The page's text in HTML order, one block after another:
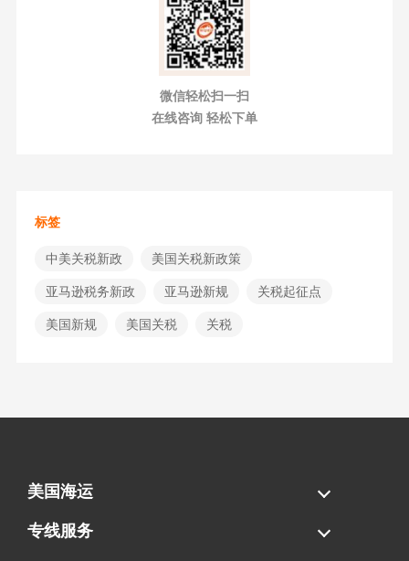
微信轻松扫一扫
在线咨询 轻松下单
标签
中美关税新政 美国关税新政策
亚马逊税务新政 亚马逊新规 关税起征点
美国新规 美国关税 关税
美国海运
海运拼柜
海运整柜
美国海卡
加拿大海运
专线服务